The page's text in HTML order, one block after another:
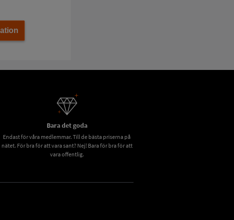
Bara det goda
Endast för våra medlemmar. Till de bästa priserna på
nätet. För bra för att vara sant? Nej! Bara för bra för att
vara offentlig.